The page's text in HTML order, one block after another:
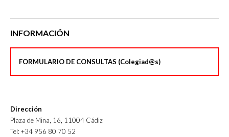
INFORMACIÓN
FORMULARIO DE CONSULTAS (Colegiad@s)
Dirección
Plaza de Mina, 16, 11004 Cádiz
Tel: +34 956 80 70 52